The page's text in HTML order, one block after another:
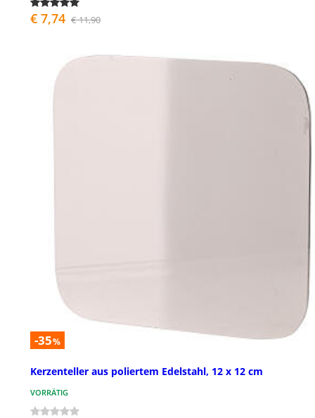
€ 7,74 € 11,90
-35%
Kerzenteller aus poliertem Edelstahl, 12 x 12 cm
VORRÄTIG